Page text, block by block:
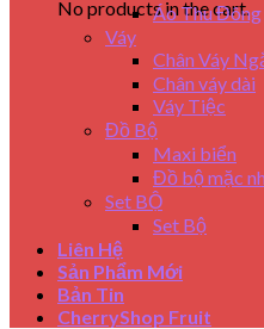
No products in the cart.
Áo Thu Đông
Váy
Chân Váy
Chân váy dài
Váy Tiệc
Đồ Bộ
Maxi biển
Đồ bộ mặc
Set BỘ
Set Bộ
Liên Hệ
Sản Phẩm Mới
Bản Tin
CherryShop Fruit